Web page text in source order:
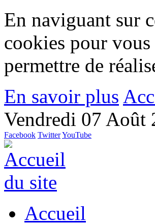
En naviguant sur
cookies pour
permettre de
En savoir plus
Vendredi 07 Août
Facebook TwitterYouTube
Accueil